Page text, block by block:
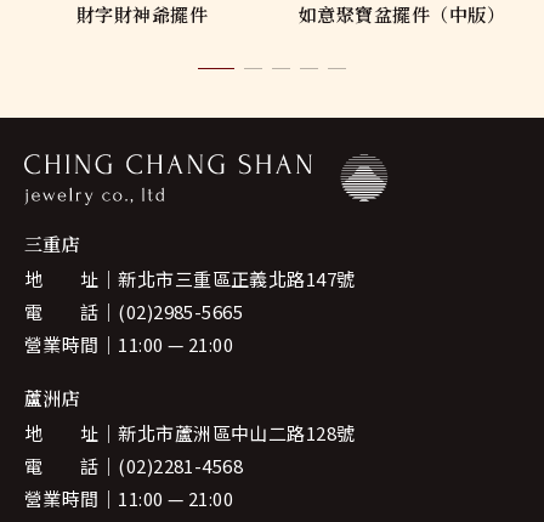
財字財神爺擺件 如意聚寶盆擺件（中版）
三重店
地 址
新北市三重區正義北路147號
電 話
(02)2985-5665
營業時間
11:00 — 21:00
蘆洲店
地 址
新北市蘆洲區中山二路128號
電 話
(02)2281-4568
營業時間
11:00 — 21:00